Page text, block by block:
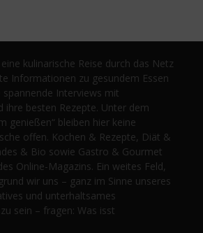
kulinarische Reise durch das Netz
Informationen zu gesundem Essen
Interviews mit
ihre besten Rezepte. Unter dem
genießen“ bleiben hier keine
offen. Kochen & Rezepte, Diät &
& Bio sowie Gastro & Gourmet
Online-Magazins. Ein weites Feld,
wir uns – ganz im Sinne unseres
und unterhaltsames
sein – fragen: Was isst